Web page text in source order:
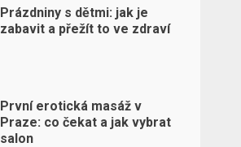
Prázdniny s dětmi: jak je
zabavit a přežít to ve zdraví
První erotická masáž v
Praze: co čekat a jak vybrat
salon